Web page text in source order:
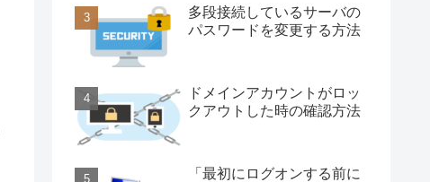
多段接続しているサーバの
パスワードを変更する方法
ドメインアカウントがロッ
クアウトした時の確認方法
「最初にログオンする前に